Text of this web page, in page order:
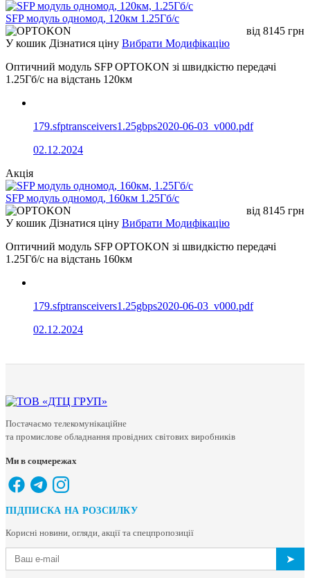
SFP модуль одномод, 120км 1.25Гб/с
від 8145 грн
У кошик Дізнатися ціну Вибрати Модифікацію
Оптичний модуль SFP OPTOKON зі швидкістю передачі
1.25Гб/с на відстань 120км
179.sfptransceivers1.25gbps2020-06-03_v000.pdf
02.12.2024
Акція
SFP модуль одномод, 160км 1.25Гб/с
від 8145 грн
У кошик Дізнатися ціну Вибрати Модифікацію
Оптичний модуль SFP OPTOKON зі швидкістю передачі
1.25Гб/с на відстань 160км
179.sfptransceivers1.25gbps2020-06-03_v000.pdf
02.12.2024
Постачаємо телекомунікаційне
та промислове обладнання провідних світових виробників
Ми в соцмережах
ПІДПИСКА НА РОЗСИЛКУ
Корисні новини, огляди, акції та спецпропозиції
➤